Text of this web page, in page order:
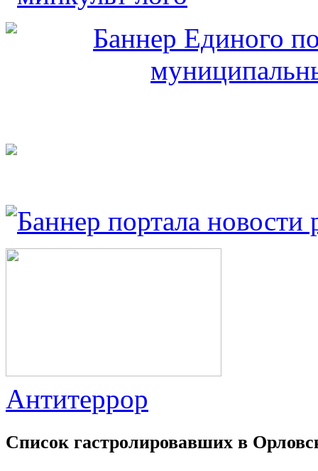
Антитеррор
Список гастролировавших в